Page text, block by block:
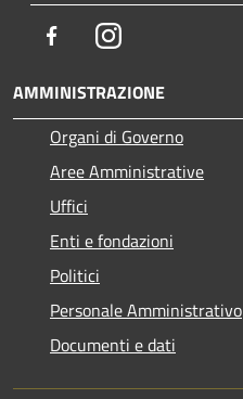
FacebookInstagram
AMMINISTRAZIONE
Organi di Governo
Aree Amministrative
Uffici
Enti e fondazioni
Politici
Personale Amministrativo
Documenti e dati